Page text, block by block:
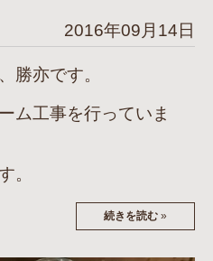
2016年09月14日
です。
ム工事を行っていま
。
続きを読む »